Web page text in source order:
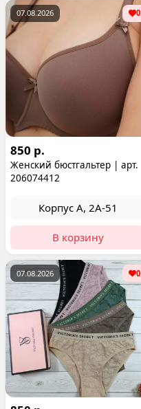
07.08.2026 0
850 р.
Женский бюстгальтер | арт.
206074412
Корпус А, 2А-51
В корзину
07.08.2026 0